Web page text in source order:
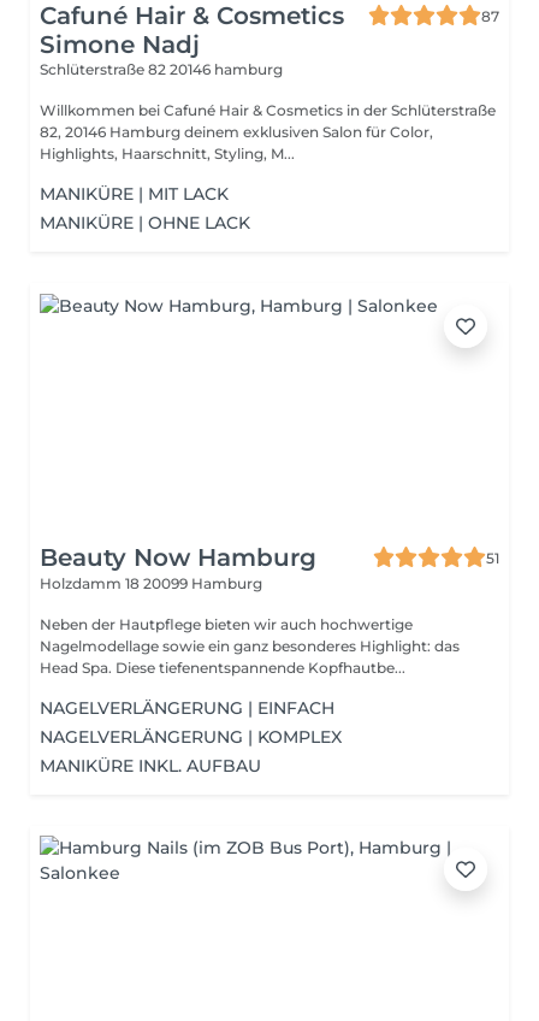
Cafuné Hair & Cosmetics
Simone Nadj
87
Schlüterstraße 82 20146 hamburg
Willkommen bei Cafuné Hair & Cosmetics in der Schlüterstraße
82, 20146 Hamburg deinem exklusiven Salon für Color,
Highlights, Haarschnitt, Styling, M...
MANIKÜRE | MIT LACK
MANIKÜRE | OHNE LACK
Beauty Now Hamburg
51
Holzdamm 18 20099 Hamburg
Neben der Hautpflege bieten wir auch hochwertige
Nagelmodellage sowie ein ganz besonderes Highlight: das
Head Spa. Diese tiefenentspannende Kopfhautbe...
NAGELVERLÄNGERUNG | EINFACH
NAGELVERLÄNGERUNG | KOMPLEX
MANIKÜRE INKL. AUFBAU